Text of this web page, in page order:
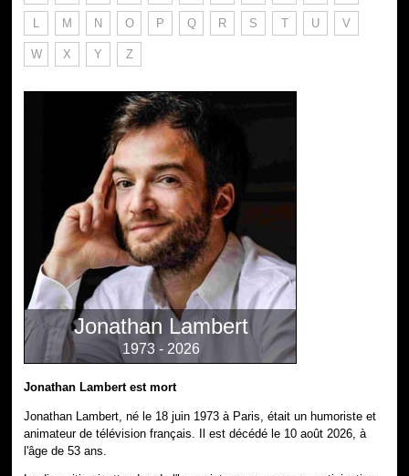
L M N O P Q R S T U V
W X Y Z
Jonathan Lambert
1973 - 2026
Jonathan Lambert est mort
Jonathan Lambert, né le 18 juin 1973 à Paris, était un humoriste et
animateur de télévision français. Il est décédé le 10 août 2026, à
l'âge de 53 ans.